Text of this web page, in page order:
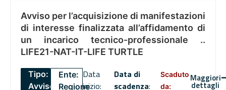
Avviso per l’acquisizione di manifestazioni
di interesse finalizzata all’affidamento di
un incarico tecnico-professionale ..
LIFE21-NAT-IT-LIFE TURTLE
Tipo:
Avviso
Ente:
Regione
Data
inizio:
Data di
scadenza:
Scaduto
da:
Maggiori
dettagli